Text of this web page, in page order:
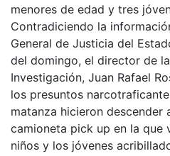
menores de edad y tres
Contradiciendo la
General de Justicia del
del domingo, el director de
Investigación, Juan Rafael
los presuntos
matanza hicieron descender
camioneta pick up en la que
niños y los jóvenes